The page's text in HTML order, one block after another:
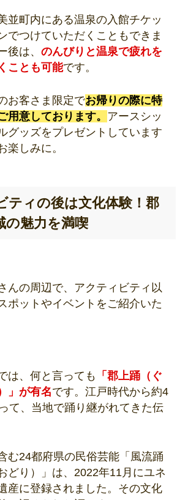
並町内にある温泉の入館チケッ
でつけていただくこともできま
後は、 のんびりと温泉で疲れを
ことも可能です。
お客さま限定でお帰りの際に特
用意しております。 アースシッ
グッズをプレゼントしています
楽しみに。
ティの後は文化体験！郡
の魅力を満喫
んの周辺で、アクティビティ以
ポットやイベントをご紹介いた
は、何と言っても 「郡上踊（ぐ
」が有名です。江戸時代から約4
て、当地で踊り継がれてきた伝
む24都府県の民俗芸能「風流踊
どり）」は、2022年11月にユネ
産に登録されました。その文化